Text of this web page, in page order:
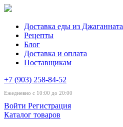
Доставка еды из Джаганната
Рецепты
Блог
Доставка и оплата
Поставщикам
+7 (903) 258-84-52
Ежедневно с 10:00 до 20:00
Войти Регистрация
Каталог товаров